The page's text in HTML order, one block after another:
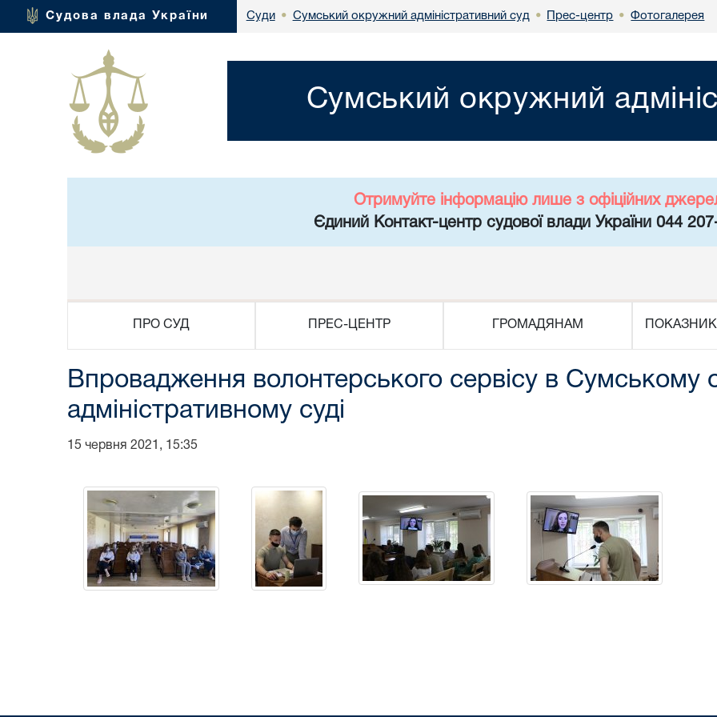
Судова влада України Суди • Сумський окружний адміністративний суд • Прес-центр • Фотогалерея
Сумський окружний
Отримуйте інформацію лише з офіційних
Єдиний Контакт-центр судової влади України 044
ПРО СУД ПРЕС-ЦЕНТР ГРОМАДЯНАМ
Впровадження волонтерського сервісу в Сумському
адміністративному суді
15 червня 2021, 15:35